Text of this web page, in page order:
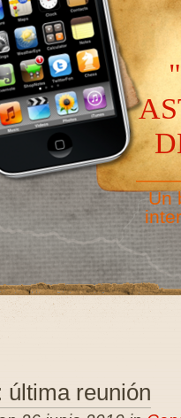
Un
última reunión